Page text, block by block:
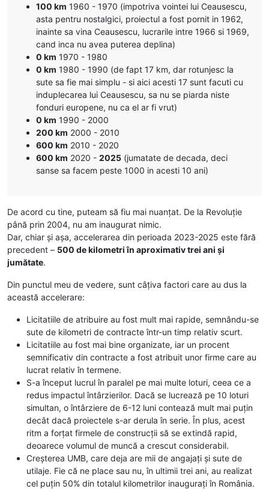
100 km 1960 - 1970 (impotriva vointei lui Ceausescu,
asta pentru nostalgici, proiectul a fost pornit in 1962,
inainte sa vina Ceausescu, lucrarile intre 1966 si 1969,
cand inca nu avea puterea deplina)
0 km 1970 - 1980
0 km 1980 - 1990 (de fapt 17 km, dar rotunjesc la
sute sa fie mai simplu - si aici acesti 17 sunt facuti cu
induplecarea lui Ceausescu, sa nu se piarda niste
fonduri europene, nu ca el ar fi vrut)
0 km 1990 - 2000
200 km 2000 - 2010
600 km 2010 - 2020
600 km 2020 - 2025 (jumatate de decada, deci
sanse sa facem peste 1000 in acesti 10 ani)
De acord cu tine, puteam să fiu mai nuanțat. De la Revoluție
până prin 2004, nu am inaugurat nimic.
Dar, chiar și așa, accelerarea din perioada 2023-2025 este fără
precedent – 500 de kilometri în aproximativ trei ani și
jumătate.
Din punctul meu de vedere, sunt câțiva factori care au dus la
această accelerare:
Licitatiile de atribuire au fost mult mai rapide, semnându-se
sute de kilometri de contracte într-un timp relativ scurt.
Licitatiile au fost mai bine organizate, iar un procent
semnificativ din contracte a fost atribuit unor firme care au
lucrat relativ în termene.
S-a început lucrul în paralel pe mai multe loturi, ceea ce a
redus impactul întârzierilor. Dacă se lucrează pe 10 loturi
simultan, o întârziere de 6-12 luni contează mult mai puțin
decât dacă proiectele s-ar derula în serie. În plus, acest
ritm a forțat firmele de construcții să se extindă rapid,
deoarece volumul de muncă a crescut considerabil.
Creșterea UMB, care deja are mii de angajați și sute de
utilaje. Fie că ne place sau nu, în ultimii trei ani, au realizat
cel puțin 50% din totalul kilometrilor inaugurați în România.